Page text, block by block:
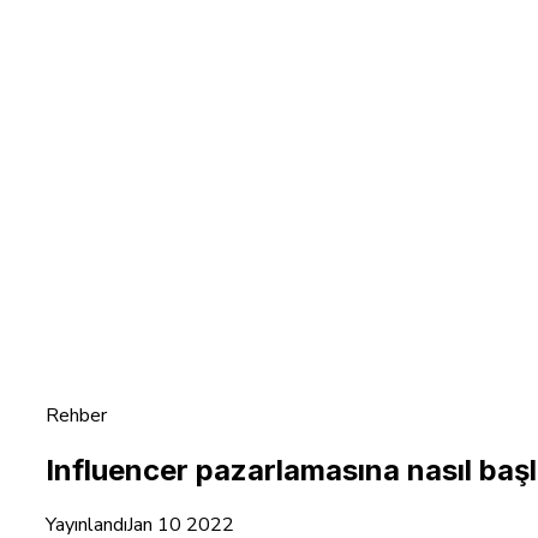
Rehber
Influencer pazarlamasına nasıl
YayınlandıJan 10 2022